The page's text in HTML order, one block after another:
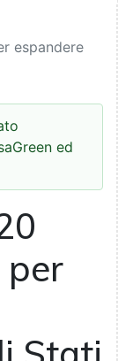
espandere
ed